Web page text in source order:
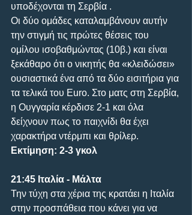
υποδέχονται τη Σερβία .
Οι δύο ομάδες καταλαμβάνουν αυτήν
την στιγμή τις πρώτες θέσεις του
ομίλου ισοβαθμώντας (10β.) και είναι
ξεκάθαρο ότι ο νικητής θα «κλειδώσει»
ουσιαστικά ένα από τα δύο εισιτήρια για
τα τελικά του Euro. Στο ματς στη Σερβία,
η Ουγγαρία κέρδισε 2-1 και όλα
δείχνουν πως το παιχνίδι θα έχει
χαρακτήρα ντέρμπι και θρίλερ.
Εκτίμηση: 2-3 γκολ
21:45 Ιταλία - Μάλτα
Την τύχη στα χέρια της κρατάει η Ιταλία
στην προσπάθεια που κάνει για να